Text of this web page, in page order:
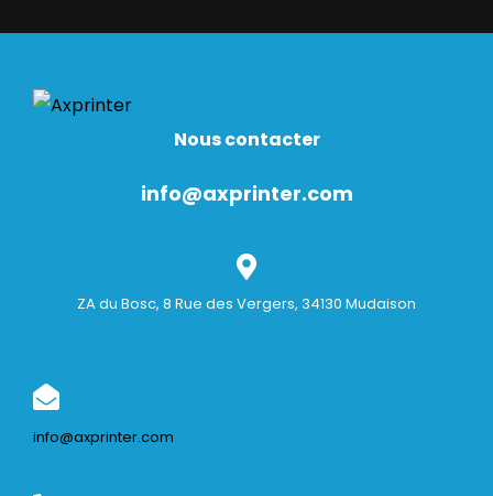
Nous contacter
info@axprinter.com
ZA du Bosc, 8 Rue des Vergers, 34130 Mudaison
info@axprinter.com